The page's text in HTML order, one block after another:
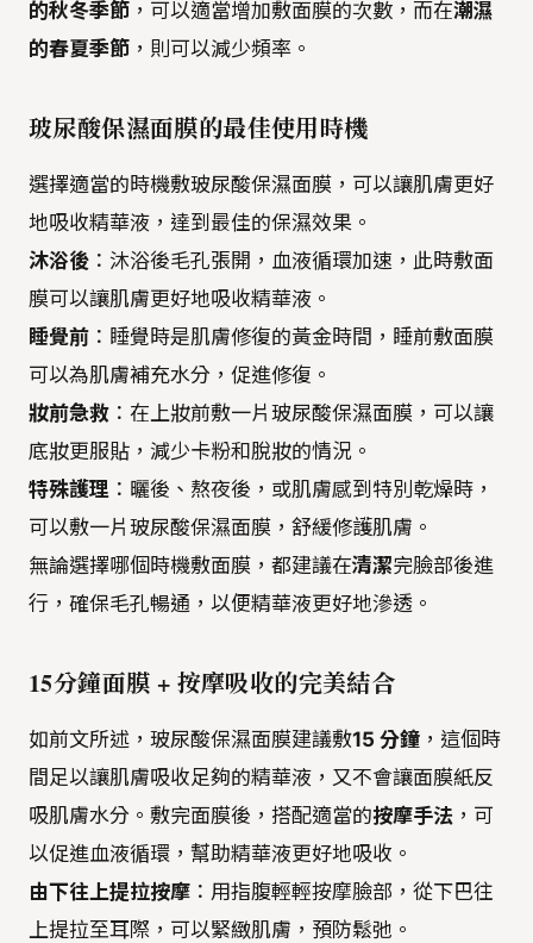
的秋冬季節 ，可以適當增加敷面膜的次數，而在潮濕
的春夏季節 ，則可以減少頻率。
玻尿酸保濕面膜的最佳使用時機
選擇適當的時機敷玻尿酸保濕面膜，可以讓肌膚更好
地吸收精華液，達到最佳的保濕效果。
沐浴後 ：沐浴後毛孔張開，血液循環加速，此時敷面
膜可以讓肌膚更好地吸收精華液。
睡覺前 ：睡覺時是肌膚修復的黃金時間，睡前敷面膜
可以為肌膚補充水分，促進修復。
妝前急救 ：在上妝前敷一片玻尿酸保濕面膜，可以讓
底妝更服貼，減少卡粉和脫妝的情況。
特殊護理 ：曬後、熬夜後，或肌膚感到特別乾燥時，
可以敷一片玻尿酸保濕面膜，舒緩修護肌膚。
無論選擇哪個時機敷面膜，都建議在清潔完臉部後進
行，確保毛孔暢通，以便精華液更好地滲透。
15分鐘面膜 + 按摩吸收的完美結合
如前文所述，玻尿酸保濕面膜建議敷15 分鐘 ，這個時
間足以讓肌膚吸收足夠的精華液，又不會讓面膜紙反
吸肌膚水分。敷完面膜後，搭配適當的按摩手法 ，可
以促進血液循環，幫助精華液更好地吸收。
由下往上提拉按摩 ：用指腹輕輕按摩臉部，從下巴往
上提拉至耳際，可以緊緻肌膚，預防鬆弛。